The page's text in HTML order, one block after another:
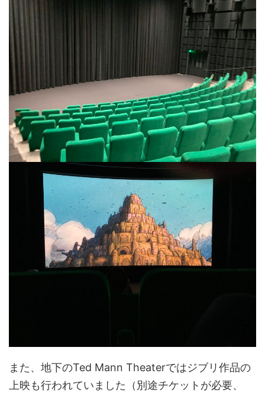
また、地下のTed Mann Theaterではジブリ作品の
上映も行われていました（別途チケットが必要、